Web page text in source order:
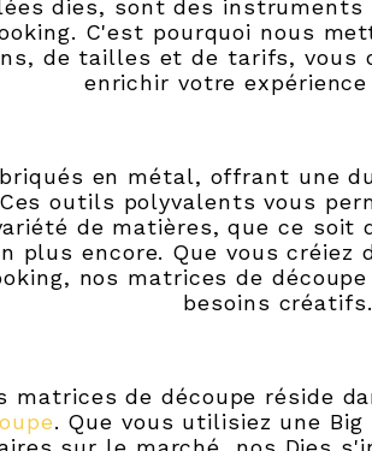
dies, sont des
C'est pourquoi nous
de tailles et de tarifs, vous
enrichir votre expérience
en métal, offrant une
outils polyvalents vous
de matières, que ce soit
plus encore. Que vous créiez
nos matrices de
besoins créatifs.
matrices de découpe réside
. Que vous utilisiez une